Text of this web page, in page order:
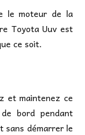
le moteur de la
Toyota Uuv est
ce soit.
et maintenez ce
bord pendant
sans démarrer le